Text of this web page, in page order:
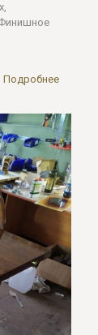
Подробнее